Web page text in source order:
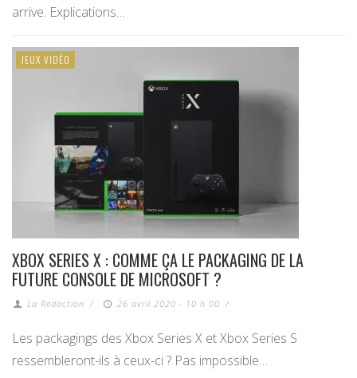
arrive. Explications…
JEUX VIDÉO
XBOX SERIES X : COMME ÇA LE PACKAGING DE LA
FUTURE CONSOLE DE MICROSOFT ?
La Redaction / 26 avril 2020 - 10 h 00 /
Les packagings des Xbox Series X et Xbox Series S
ressembleront-ils à ceux-ci ? Pas impossible…